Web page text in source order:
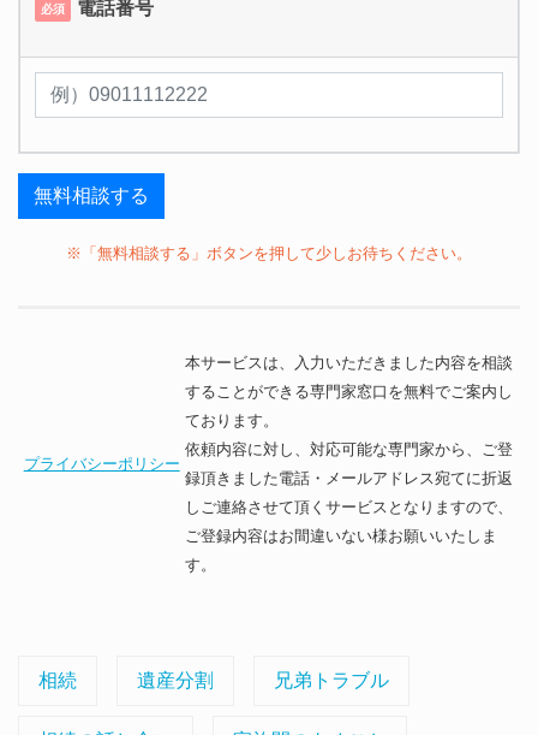
必須 電話番号
※「無料相談する」ボタンを押して少しお待ちください。
プライバシーポリシー
本サービスは、入力いただきました内容を相談
することができる専門家窓口を無料でご案内し
ております。
依頼内容に対し、対応可能な専門家から、ご登
録頂きました電話・メールアドレス宛てに折返
しご連絡させて頂くサービスとなりますので、
ご登録内容はお間違いない様お願いいたしま
す。
相続 遺産分割 兄弟トラブル